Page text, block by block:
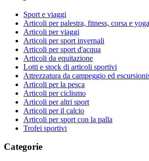
Sport e viaggi
Articoli per palestra, fitness, corsa e yoga
Articoli per viaggi
Articoli per sport invernali
Articoli per sport d'acqua
Articoli da equitazione
Lotti e stock di articoli sportivi
Attrezzatura da campeggio ed
Articoli per la pesca
Articoli per ciclismo
Articoli per altri sport
Articoli per il calcio
Articoli per sport con la palla
Trofei sportivi
Categorie